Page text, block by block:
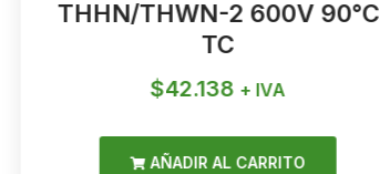
THHN/THWN-2 600V 90°C
TC
$42.138 + IVA
AÑADIR AL CARRITO